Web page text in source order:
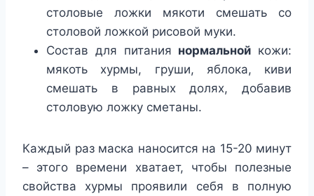
столовые ложки мякоти смешать со
столовой ложкой рисовой муки.
Состав для питания нормальной кожи:
мякоть хурмы, груши, яблока, киви
смешать в равных долях, добавив
столовую ложку сметаны.
Каждый раз маска наносится на 15-20 минут
– этого времени хватает, чтобы полезные
свойства хурмы проявили себя в полную